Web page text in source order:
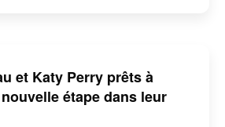
et Katy Perry prêts à
étape dans leur